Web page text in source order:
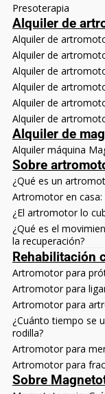
Presoterapia
Alquiler de
Alquiler de
Alquiler de
Alquiler de
Alquiler de
Alquiler de
Alquiler de
Alquiler de
Alquiler máquina
Sobre
¿Qué es un
Artromotor en casa:
¿El artromotor lo
¿Qué es el
la recuperación?
Rehabilitación
Artromotor para
Artromotor para
Artromotor para
¿Cuánto tiempo se
rodilla?
Artromotor para
Artromotor para
Sobre